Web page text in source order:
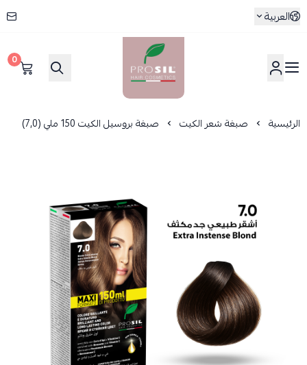
العربية
بروسيل
0
الرئيسية صبغة شعر الكيت صبغة بروسيل الكيت 150 ملي (7,0)